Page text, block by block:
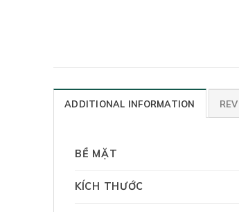
ADDITIONAL INFORMATION
BỀ MẶT
KÍCH THƯỚC